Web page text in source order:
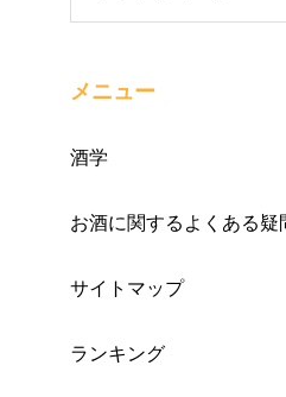
メニュー
酒学
お酒に関するよくある疑
サイトマップ
ランキング